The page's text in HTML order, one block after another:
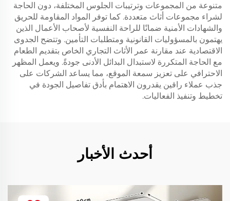
متنوعة من المجموعات وترتيبات الجلوس المختلفة، دون الحاجة
لشراء مجموعات أثاث متعددة. كما توفر المواد المقاومة للحريق
والشهادات الأمنية ضمانًا للراحة النفسية لأصحاب الأعمال الذين
يهتمون بالمسؤوليات القانونية ومتطلبات التأمين. وتتضح الجدوى
الاقتصادية عند مقارنة عمر الأثاث التجاري الخاص بتقديم الطعام
مع الحاجة المتكررة لاستبدال البدائل الأدنى جودةً. ويعمل المظهر
الاحترافي على تعزيز سمعة الموقع، مما يساعد الشركات على
جذب عملاء راقين يقدرون الاهتمام بأدق تفاصيل الجودة في
تخطيط وتنفيذ الفعاليات.
أحدث الأخبار